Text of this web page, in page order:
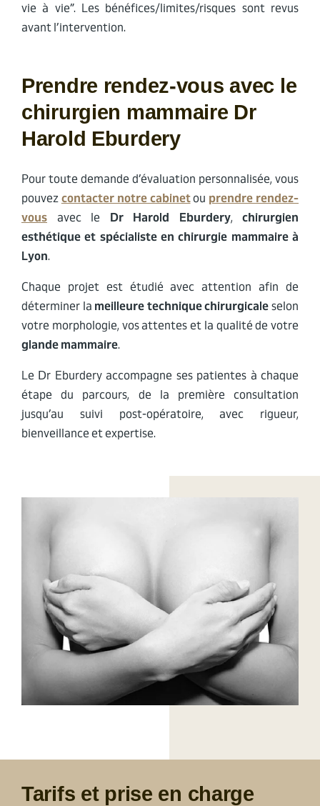
vie à vie”. Les bénéfices/limites/risques sont revus
avant l’intervention.
Prendre rendez-vous avec le
chirurgien mammaire Dr
Harold Eburdery
Pour toute demande d’évaluation personnalisée, vous
pouvez contacter notre cabinetou prendre rendez-
vous avec le Dr Harold Eburdery, chirurgien
esthétique et spécialiste en chirurgie mammaire à
Lyon.
Chaque projet est étudié avec attention afin de
déterminer la meilleure technique chirurgicale selon
votre morphologie, vos attentes et la qualité de votre
glande mammaire.
Le Dr Eburdery accompagne ses patientes à chaque
étape du parcours, de la première consultation
jusqu’au suivi post-opératoire, avec rigueur,
bienveillance et expertise.
Tarifs et prise en charge